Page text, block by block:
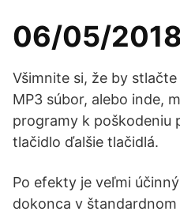
06/05/2018
Všimnite si, že by
MP3 súbor, alebo inde,
programy k poškodeniu
tlačidlo ďalšie tlačidlá.
Po efekty je veľmi
dokonca v